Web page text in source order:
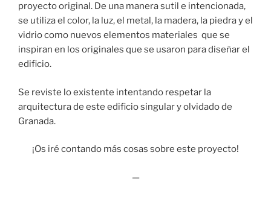
proyecto original. De una manera sutil e intencionada,
se utiliza el color, la luz, el metal, la madera, la piedra y el
vidrio como nuevos elementos materiales que se
inspiran en los originales que se usaron para diseñar el
edificio.
Se reviste lo existente intentando respetar la
arquitectura de este edificio singular y olvidado de
Granada.
¡Os iré contando más cosas sobre este proyecto!
—